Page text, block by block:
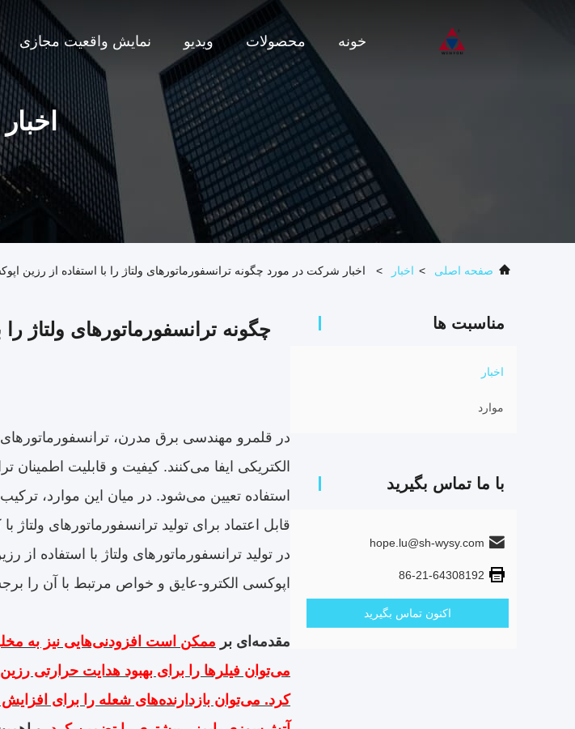
خونه محصولات ویدیو نمایش واقعیت مجازی
اخبار
صفحه اصلی > اخبار > اخبار شرکت در مورد چگونه ترانسفورماتورهای ولتاژ را با استفاده از رزین
مناسبت ها
اخبار
موارد
با ما تماس بگیرید
hope.lu@sh-wysy.com
86-21-64308192
اکنون تماس بگیرید
چگونه ترانسفورماتورهای ولتاژ
در قلمرو مهندسی برق مدرن،
الکتریکی ایفا می‌کنند. کیفیت و قابلیت اطمینان
استفاده تعیین می‌شود. در میان این موارد،
قابل اعتماد برای تولید ترانسفورماتورهای
در تولید ترانسفورماتورهای ولتاژ با استفاده
اپوکسی الکترو-عایق و خواص مرتبط با آن را
مقدمه‌ای بر ممکن است افزودنی‌هایی نیز به
می‌توان فیلرها را برای بهبود هدایت حرارتی
کرد. می‌توان بازدارنده‌های شعله را برای